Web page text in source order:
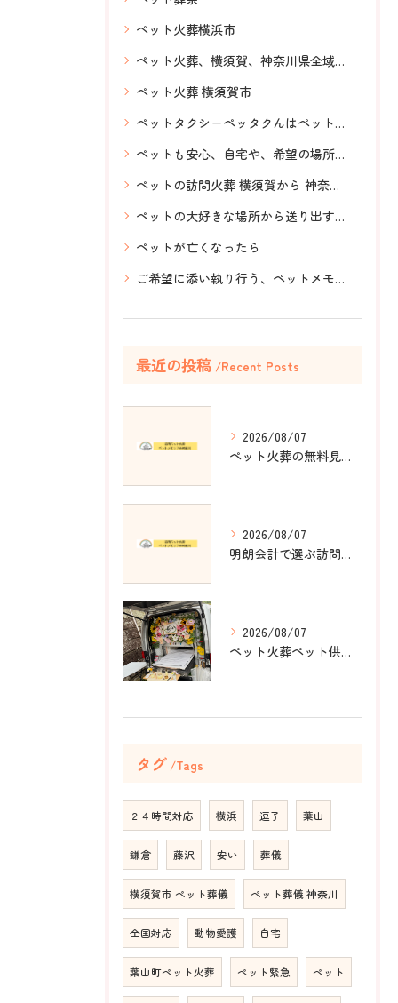
ペット火葬横浜市
ペット火葬、横須賀、神奈川県全域対応、訪問ペット火葬、虹の橋、ペットメモリアル神奈川、ペットも安心、希望の場所で
ペット火葬 横須賀市
ペットタクシーペッタクんはペットと一緒に気軽に移動できる。抱っこしたまま乗車可能。送迎、ドライブ、引越し、旅行等ご利用用途は沢山！ペットと気軽に移動は、ペットタクシーペッタクんへ！お問い合わせもLINEから簡単。
ペットも安心、自宅や、希望の場所でお見送り
ペットの訪問火葬 横須賀から 神奈川県全域、ペット葬儀
ペットの大好きな場所から送り出す、想いを伝える、ペットメモリアル神奈川、選んで産まれてきた家族
ペットが亡くなったら
ご希望に添い執り行う、ペットメモリアル神奈川の訪問ペット火葬
最近の投稿 Recent Posts
2026/08/07
ペット火葬の無料見積もりで安心と丁寧な24時間対応を神奈川県横須賀市で叶える方法
2026/08/07
明朗会計で選ぶ訪問ペット火葬の料金安心術
2026/08/07
ペット火葬ペット供養を神奈川県横須賀市で行う際に家族の想いを大好きな場所から伝える方法
タグ Tags
２４時間対応 横浜 逗子 葉山
鎌倉 藤沢 安い 葬儀
横須賀市 ペット葬儀 ペット葬儀 神奈川
全国対応 動物愛護 自宅
葉山町ペット火葬 ペット緊急 ペット